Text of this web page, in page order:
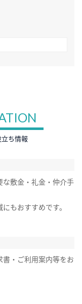
ち情報
敷金・礼金・仲介手
もおすすめです。
・ご利用案内等をお